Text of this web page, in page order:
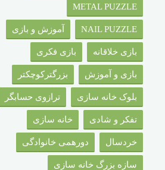
METAL PUZZLE
NAIL PUZZLE آموزش و بازی
بازی خلاقانه بازی فکری
بازی و آموزش بزرگترکوچکتر
بلوک خانه سازی ترازوی حسابگر
تفکر و شادی خانه سازی
خردسال دورهمی خانوادگی
سازه بزرگ خانه سازی